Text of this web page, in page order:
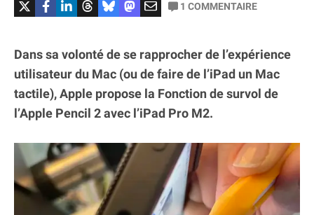
1 COMMENTAIRE
Dans sa volonté de se rapprocher de l’expérience
utilisateur du Mac (ou de faire de l’iPad un Mac
tactile), Apple propose la Fonction de survol de
l’Apple Pencil 2 avec l’iPad Pro M2.